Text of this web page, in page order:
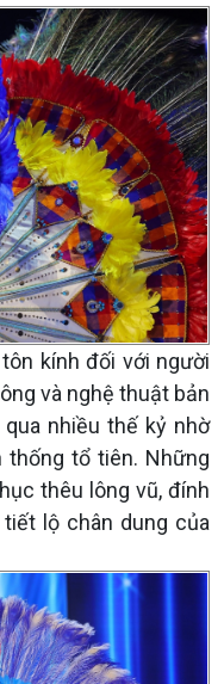
kính đối với người
và nghệ thuật bản
nhiều thế kỷ nhờ
tổ tiên. Những
thêu lông vũ, đính
lộ chân dung của